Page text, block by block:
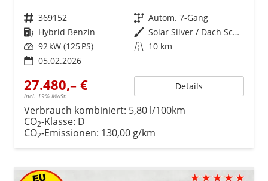
Fahrzeugnr. 369152 Getriebe Autom. 7-Gang
Kraftstoff Hybrid Benzin Außenfarbe
Solar Silver / Dach Schwarz
Leistung 92 kW (125 PS) Kilometerstand 10 km
05.02.2026
27.480,– €
incl. 19% MwSt.
Details
Verbrauch kombiniert: 5,80 l/100km
CO2-Klasse: D
CO2-Emissionen: 130,00 g/km